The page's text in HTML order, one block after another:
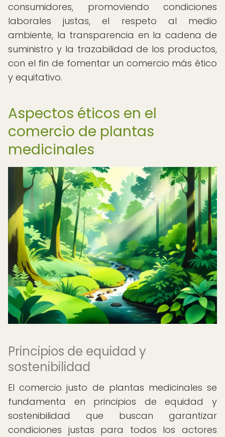
consumidores, promoviendo condiciones
laborales justas, el respeto al medio
ambiente, la transparencia en la cadena de
suministro y la trazabilidad de los productos,
con el fin de fomentar un comercio más ético
y equitativo.
Aspectos éticos en el
comercio de plantas
medicinales
Principios de equidad y
sostenibilidad
El comercio justo de plantas medicinales se
fundamenta en principios de equidad y
sostenibilidad que buscan garantizar
condiciones justas para todos los actores